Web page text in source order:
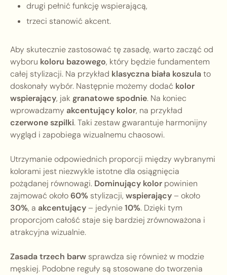
drugi pełnić funkcję wspierającą,
trzeci stanowić akcent.
Aby skutecznie zastosować tę zasadę, warto zacząć od
wyboru koloru bazowego, który będzie fundamentem
całej stylizacji. Na przykład klasyczna biała koszulato
doskonały wybór. Następnie możemy dodać kolor
wspierający, jak granatowe spodnie. Na koniec
wprowadzamy akcentujący kolor, na przykład
czerwone szpilki. Taki zestaw gwarantuje harmonijny
wygląd i zapobiega wizualnemu chaosowi.
Utrzymanie odpowiednich proporcji między wybranymi
kolorami jest niezwykle istotne dla osiągnięcia
pożądanej równowagi. Dominujący kolor powinien
zajmować około60% stylizacji, wspierający– około
30%, a akcentujący– jedynie10%. Dzięki tym
proporcjom całość staje się bardziej zrównoważona i
atrakcyjna wizualnie.
Zasada trzech barw sprawdza się również w modzie
męskiej. Podobne reguły są stosowane do tworzenia